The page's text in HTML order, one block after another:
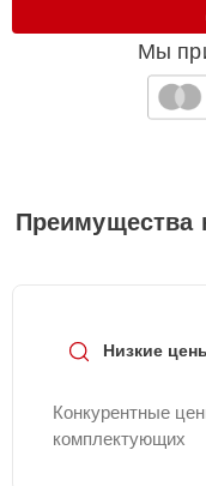
Мы
Преимущества
Низкие
Конкурентные
комплектующих